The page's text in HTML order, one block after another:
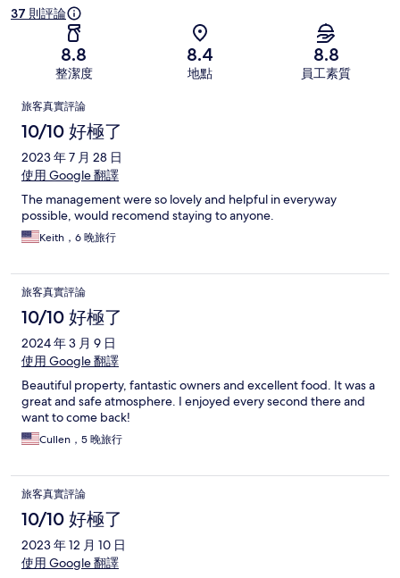
37 則評論
8.8
整潔度
8.4
地點
8.8
員工素質
評
論
旅客真實評論
10/10 好極了
2023 年 7 月 28 日
使用 Google 翻譯
The management were so lovely and helpful in everyway
possible, would recomend staying to anyone.
Keith，6 晚旅行
旅客真實評論
10/10 好極了
2024 年 3 月 9 日
使用 Google 翻譯
Beautiful property, fantastic owners and excellent food. It was a
great and safe atmosphere. I enjoyed every second there and
want to come back!
Cullen，5 晚旅行
旅客真實評論
10/10 好極了
2023 年 12 月 10 日
使用 Google 翻譯